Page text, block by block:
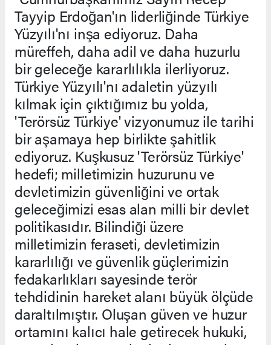
Tayyip Erdoğan'ın liderliğinde Türkiye
Yüzyılı'nı inşa ediyoruz. Daha
müreffeh, daha adil ve daha huzurlu
bir geleceğe kararlılıkla ilerliyoruz.
Türkiye Yüzyılı'nı adaletin yüzyılı
kılmak için çıktığımız bu yolda,
'Terörsüz Türkiye' vizyonumuz ile tarihi
bir aşamaya hep birlikte şahitlik
ediyoruz. Kuşkusuz 'Terörsüz Türkiye'
hedefi; milletimizin huzurunu ve
devletimizin güvenliğini ve ortak
geleceğimizi esas alan milli bir devlet
politikasıdır. Bilindiği üzere
milletimizin feraseti, devletimizin
kararlılığı ve güvenlik güçlerimizin
fedakarlıkları sayesinde terör
tehdidinin hareket alanı büyük ölçüde
daraltılmıştır. Oluşan güven ve huzur
ortamını kalıcı hale getirecek hukuki,